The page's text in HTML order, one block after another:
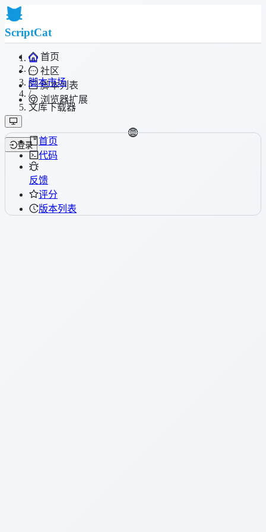
ScriptCat
首页
社区
脚本列表
浏览器扩展
登录
/
脚本市场
/
文库下载器
首页
代码
反馈
评分
版本列表